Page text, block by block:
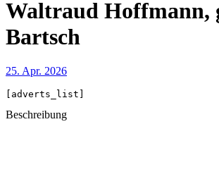
Waltraud Hoffmann,
Bartsch
25. Apr. 2026
[adverts_list]
Beschreibung